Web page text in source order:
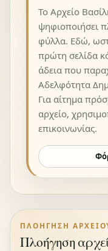
Το Αρχείο
ψηφιοποιήσει
φύλλα. Εδώ,
πρώτη σελίδα
άδεια που
Αδελφότητα
Για αίτημα
αρχείο,
επικοινωνίας.
ΠΛΟΉΓΗΣΗ
Πλοήγηση